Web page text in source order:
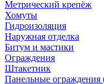
Метрический крепёж
Хомуты
Гидроизоляция
Наружная отделка
Битум и мастики
Ограждения
Штакетник
Панельные ограждения